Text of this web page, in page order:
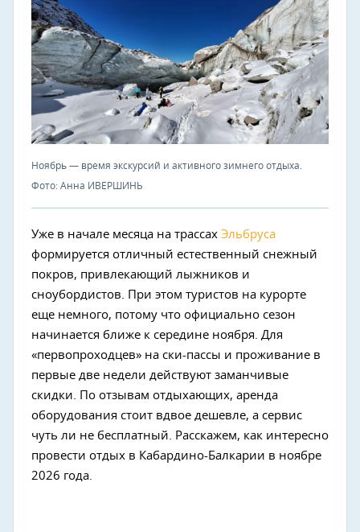
Ноябрь — время экскурсий и активного зимнего отдыха.
Фото: Анна ИВЕРШИНЬ
Уже в начале месяца на трассах Эльбруса
формируется отличный естественный снежный
покров, привлекающий лыжников и
сноубордистов. При этом туристов на курорте
еще немного, потому что официально сезон
начинается ближе к середине ноября. Для
«первопроходцев» на ски-пассы и проживание в
первые две недели действуют заманчивые
скидки. По отзывам отдыхающих, аренда
оборудования стоит вдвое дешевле, а сервис
чуть ли не бесплатный. Расскажем, как интересно
провести отдых в Кабардино-Балкарии в ноябре
2026 года.